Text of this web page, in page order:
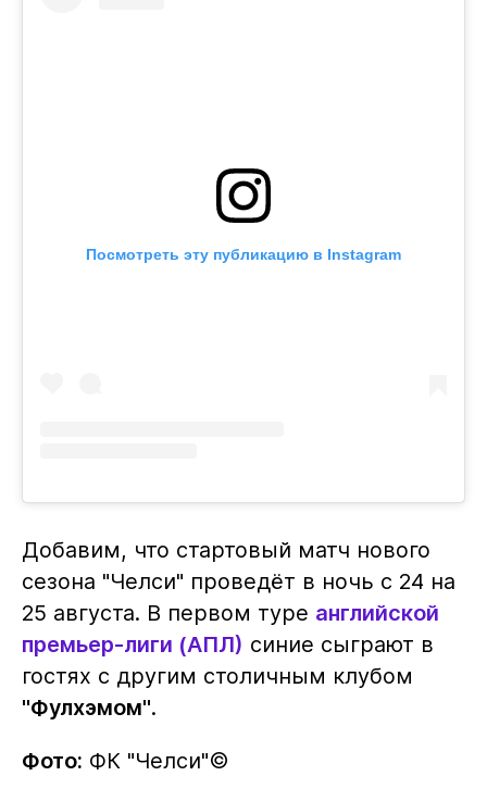
Посмотреть эту публикацию в Instagram
Добавим, что стартовый матч нового
сезона "Челси" проведёт в ночь с 24 на
25 августа. В первом туре английской
премьер-лиги (АПЛ) синие сыграют в
гостях с другим столичным клубом
"Фулхэмом".
Фото: ФК "Челси"©️